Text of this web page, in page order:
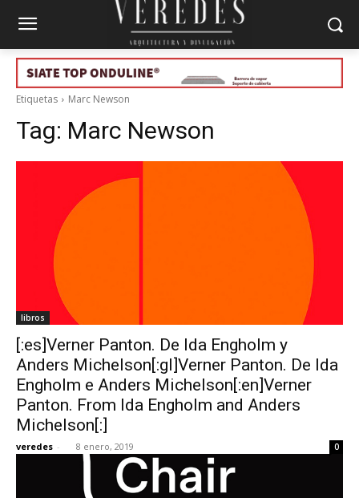
Etiquetas Marc Newson
Tag: Marc Newson
libros
[:es]Verner Panton. De Ida Engholm y
Anders Michelson[:gl]Verner Panton. De Ida
Engholm e Anders Michelson[:en]Verner
Panton. From Ida Engholm and Anders
Michelson[:]
veredes - 8 enero, 2019 0